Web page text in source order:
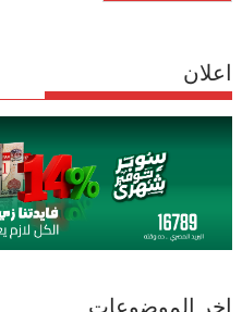
اعلان
اخر الموضوعات